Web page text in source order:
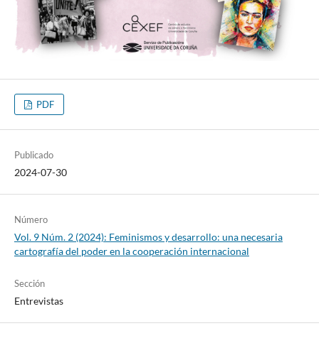
PDF
Publicado
2024-07-30
Número
Vol. 9 Núm. 2 (2024): Feminismos y desarrollo: una necesaria
cartografía del poder en la cooperación internacional
Sección
Entrevistas